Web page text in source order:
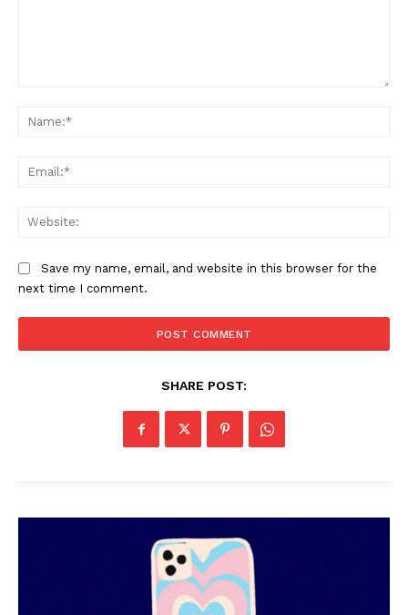
Contact us
My account
Save my name, email, and website in this browser for the
next time I comment.
SHARE POST: